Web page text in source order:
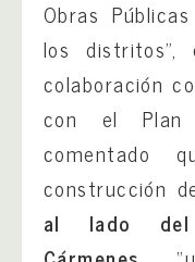
Obras
los distritos”,
colaboración
con el Plan
comentado
construcción
al lado del